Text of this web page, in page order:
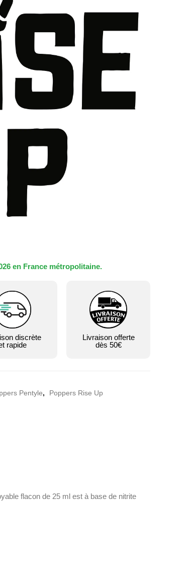
en France métropolitaine.
discrète
rapide
Livraison offerte
dès 50€
Pentyle, Poppers Rise Up
flacon de 25 ml est à base de nitrite